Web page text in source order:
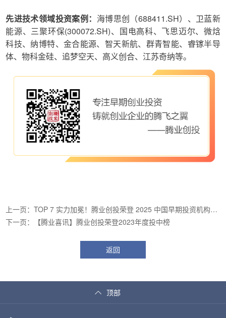
先进技术领域投资案例： 海博思创（688411.SH）、卫蓝新
能源、三聚环保(300072.SH)、国电高科、飞思迈尔、微焓
科技、纳博特、金合能源、智天新航、群青智能、睿镓半导
体、物科金硅、追梦空天、高义创合、江苏奇纳等。
上一页：TOP 7 实力加冕！腾业创投荣登 2025 中国早期投资机构
30 强
下一页：【腾业喜讯】腾业创投荣登2023年度投中榜
返回
顶部